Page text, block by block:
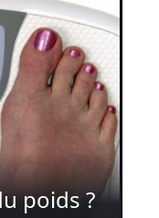
poids ?